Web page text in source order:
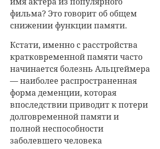
фильма? Это говорит об общем
снижении функции памяти.
Кстати, именно с расстройства
кратковременной памяти часто
начинается болезнь Альцгеймера
— наиболее распространенная
форма деменции, которая
впоследствии приводит к потери
долговременной памяти и
полной неспособности
заболевшего человека